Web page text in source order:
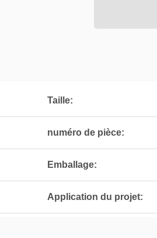
Taille:
numéro de pièce:
Emballage:
Application du projet: